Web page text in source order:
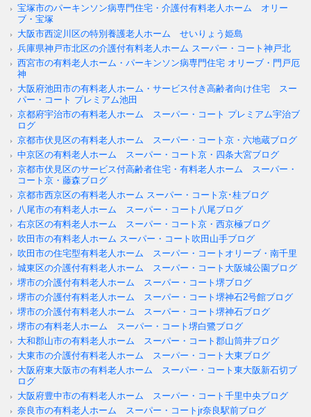
宝塚市のパーキンソン病専門住宅・介護付有料老人ホーム オリー
ブ・宝塚
大阪市西淀川区の特別養護老人ホーム せいりょう姫島
兵庫県神戸市北区の介護付有料老人ホーム スーパー・コート神戸北
西宮市の有料老人ホーム・パーキンソン病専門住宅 オリーブ・門戸厄
神
大阪府池田市の有料老人ホーム・サービス付き高齢者向け住宅 スー
パー・コート プレミアム池田
京都府宇治市の有料老人ホーム スーパー・コート プレミアム宇治ブ
ログ
京都市伏見区の有料老人ホーム スーパー・コート京・六地蔵ブログ
中京区の有料老人ホーム スーパー・コート京・四条大宮ブログ
京都市伏見区のサービス付高齢者住宅・有料老人ホーム スーパー・
コート京・藤森ブログ
京都市西京区の有料老人ホーム スーパー・コート京･桂ブログ
八尾市の有料老人ホーム スーパー・コート八尾ブログ
右京区の有料老人ホーム スーパー・コート京・西京極ブログ
吹田市の有料老人ホーム スーパー・コート吹田山手ブログ
吹田市の住宅型有料老人ホーム スーパー・コートオリーブ・南千里
城東区の介護付有料老人ホーム スーパー・コート大阪城公園ブログ
堺市の介護付有料老人ホーム スーパー・コート堺ブログ
堺市の介護付有料老人ホーム スーパー・コート堺神石2号館ブログ
堺市の介護付有料老人ホーム スーパー・コート堺神石ブログ
堺市の有料老人ホーム スーパー・コート堺白鷺ブログ
大和郡山市の有料老人ホーム スーパー・コート郡山筒井ブログ
大東市の介護付有料老人ホーム スーパー・コート大東ブログ
大阪府東大阪市の有料老人ホーム スーパー・コート東大阪新石切ブ
ログ
大阪府豊中市の有料老人ホーム スーパー・コート千里中央ブログ
奈良市の有料老人ホーム スーパー・コートjr奈良駅前ブログ